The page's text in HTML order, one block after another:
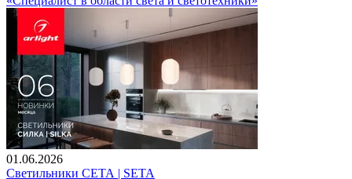
01.06.2026
Светильники СЕТА | SETA